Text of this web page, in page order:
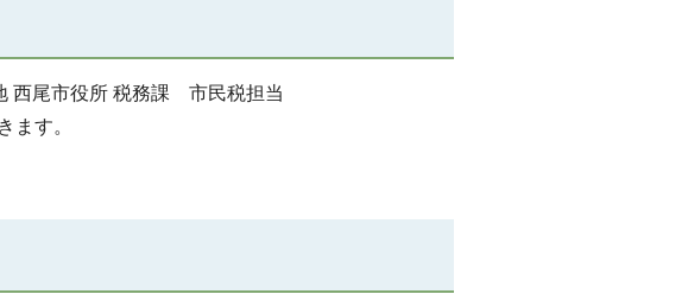
西尾市役所 税務課 市民税担当
ます。